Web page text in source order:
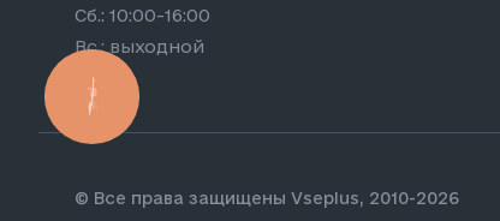
Сб.: 10:00-16:00
Вс.: выходной
© Все права защищены Vseplus, 2010-2026
КНОПКА
ЗВ'ЯЗКУ